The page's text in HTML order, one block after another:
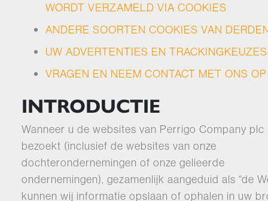
WORDT VERZAMELD VIA COOKIES
ANDERE SOORTEN COOKIES VAN
UW ADVERTENTIES EN TRACKINGKEUZES
VRAGEN EN NEEM CONTACT MET ONS OP
INTRODUCTIE
Wanneer u de websites van Perrigo Company plc
bezoekt (inclusief de websites van onze
dochterondernemingen of onze gelieerde
ondernemingen), gezamenlijk aangeduid als “de
kunnen wij informatie opslaan of ophalen in uw